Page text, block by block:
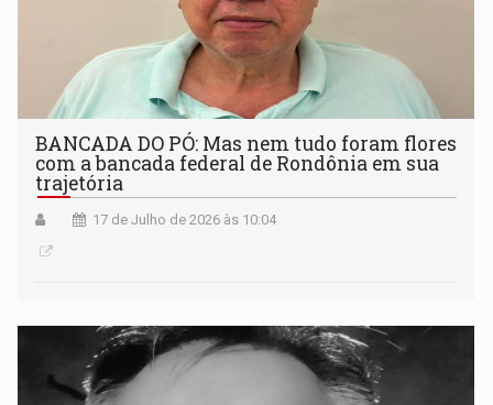
BANCADA DO PÓ: Mas nem tudo foram flores
com a bancada federal de Rondônia em sua
trajetória
17 de Julho de 2026 às 10:04